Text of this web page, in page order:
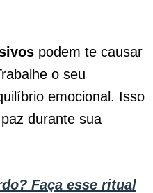
podem te causar
o seu
emocional. Isso
durante sua
Faça esse ritual